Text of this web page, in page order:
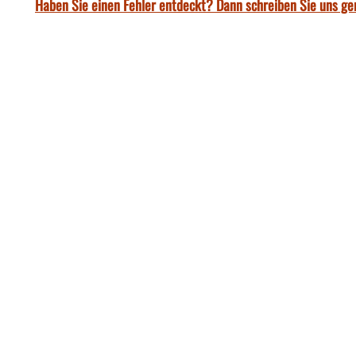
Haben Sie einen Fehler entdeckt? Dann schreiben Sie uns